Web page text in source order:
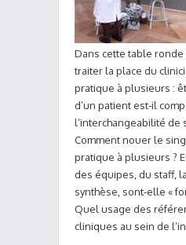
Dans cette table
traiter la place du
pratique à plusieurs :
d’un patient est-il
l’interchangeabilité de
Comment nouer le
pratique à plusieurs ?
des équipes, du staff,
synthèse, sont-elle «
Quel usage des
cliniques au sein de